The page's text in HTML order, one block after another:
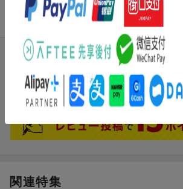
商品レビュー
ブックスのレビュー
まだレビューがありません。
関連特集